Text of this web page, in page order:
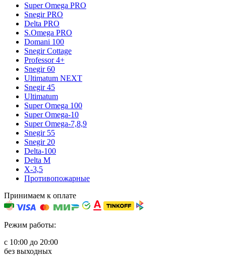
Super Omega PRO
Snegir PRO
Delta PRO
S.Omega PRO
Domani 100
Snegir Cottage
Professor 4+
Snegir 60
Ultimatum NEXT
Snegir 45
Ultimatum
Super Omega 100
Super Omega-10
Super Omega-7,8,9
Snegir 55
Snegir 20
Delta-100
Delta M
X-3,5
Противопожарные
Принимаем к оплате
Режим работы:
с 10:00 до 20:00
без выходных